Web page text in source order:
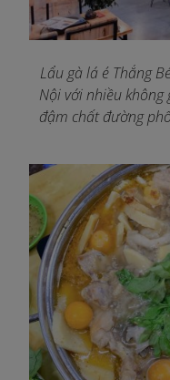
Lẩu gà lá é Thắng
Nội với nhiều
đậm chất đường